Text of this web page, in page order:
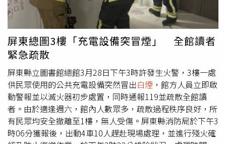
客，在使用或攜帶行動電源等各類鋰電池電子產品時，應隨
時注意設備狀況；倘若在車廂內發現任何冒煙、起火或異味
等不尋常現象，首要任務是確保自身與周遭安全，並在第一
時間通知車站站務員或利用車廂內的緊急通報裝置聯繫司機
員，以便相關人員即時啟動緊急避難應變措施。
屏東總圖3樓「充電設備突冒煙」 全館讀者
緊急疏散
屏東縣立圖書館總館3月28日下午3時許發生火警，3樓一處
供民眾使用的公共充電設備突然冒出白煙 ，館方人員立即啟
動警報並以滅火器初步處置，同時通報119並疏散全館讀
者。由於適逢週六，館內人數眾多，疏散過程秩序良好，所
有民眾均安全撤離至1樓，無人受傷。屏東縣消防局於下午3
時06分獲報後，出動4車10人趕赴現場處理，並進行殘火確